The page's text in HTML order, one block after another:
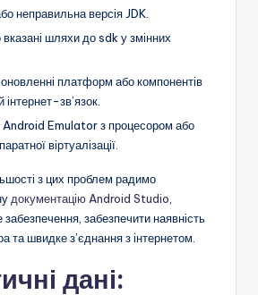
неправильна версія JDK.
шляхи до sdk у змінних
платформ або компонентів
інтернет-зв’язок.
Android Emulator з процесором або
віртуалізації.
з цих проблем радимо
документацію Android Studio,
забезпечити наявність
та швидке з’єднання з інтернетом.
дані: